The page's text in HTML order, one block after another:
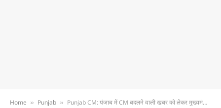
Home » Punjab » Punjab CM: पंजाब में CM बदलने वाली खबर को लेकर मुख्यमंत्री मान ने खुद दिया बयान, जानें